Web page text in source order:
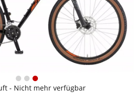
- Nicht mehr verfügbar